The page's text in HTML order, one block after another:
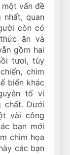
to vấn đề
quan
còn có
ăn và
gồm hai
tươi, tùy
chim
biến khác
tố vi
chất. Dưới
vài công
bạn mới
chim họa
các bạn